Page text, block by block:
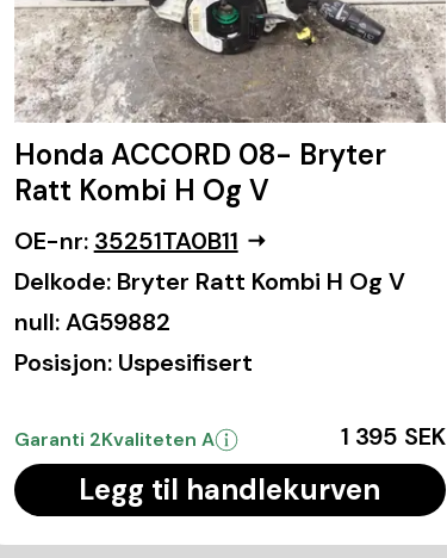
Honda ACCORD 08- Bryter
Ratt Kombi H Og V
OE-nr: 35251TA0B11
Delkode: Bryter Ratt Kombi H Og V
null: AG59882
Posisjon: Uspesifisert
Garanti 2Kvaliteten A 1 395 SEK
Legg til handlekurven